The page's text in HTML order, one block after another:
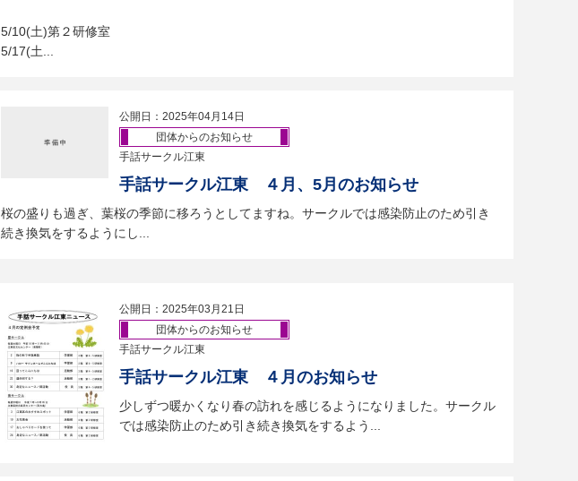
5/10(土)第２研修室
5/17(土...
公開日：2025年04月14日
団体からのお知らせ
手話サークル江東
手話サークル江東 ４月、5月のお知らせ
桜の盛りも過ぎ、葉桜の季節に移ろうとしてますね。サークルでは感染防止のため引き
続き換気をするようにし...
公開日：2025年03月21日
団体からのお知らせ
手話サークル江東
手話サークル江東 ４月のお知らせ
少しずつ暖かくなり春の訪れを感じるようになりました。サークル
では感染防止のため引き続き換気をするよう...